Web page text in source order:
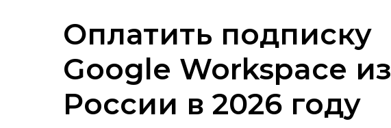
Оплатить подписку
Google Workspace из
России в 2026 году